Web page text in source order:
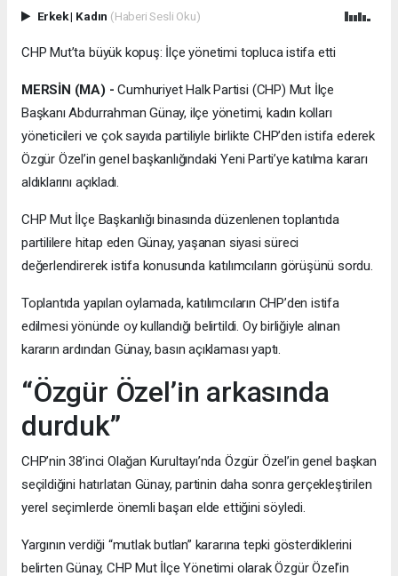
Erkek| Kadın (Haberi Sesli Oku)
CHP Mut’ta büyük kopuş: İlçe yönetimi topluca istifa etti
MERSİN (MA) - Cumhuriyet Halk Partisi (CHP) Mut İlçe
Başkanı Abdurrahman Günay, ilçe yönetimi, kadın kolları
yöneticileri ve çok sayıda partiliyle birlikte CHP’den istifa ederek
Özgür Özel’in genel başkanlığındaki Yeni Parti’ye katılma kararı
aldıklarını açıkladı.
CHP Mut İlçe Başkanlığı binasında düzenlenen toplantıda
partililere hitap eden Günay, yaşanan siyasi süreci
değerlendirerek istifa konusunda katılımcıların görüşünü sordu.
Toplantıda yapılan oylamada, katılımcıların CHP’den istifa
edilmesi yönünde oy kullandığı belirtildi. Oy birliğiyle alınan
kararın ardından Günay, basın açıklaması yaptı.
“Özgür Özel’in arkasında
durduk”
CHP’nin 38’inci Olağan Kurultayı’nda Özgür Özel’in genel başkan
seçildiğini hatırlatan Günay, partinin daha sonra gerçekleştirilen
yerel seçimlerde önemli başarı elde ettiğini söyledi.
Yargının verdiği “mutlak butlan” kararına tepki gösterdiklerini
belirten Günay, CHP Mut İlçe Yönetimi olarak Özgür Özel’in